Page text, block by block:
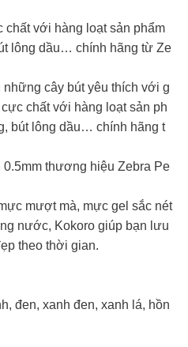
chất với hàng loạt sản phẩm
lông dầu… chính hãng từ Ze
cây bút yêu thích với g
chất với hàng loạt sản ph
bút lông dầu… chính hãng t
0.5mm thương hiệu Zebra Pe
mượt mà, mực gel sắc nét
nước, Kokoro giúp bạn lưu
theo thời gian.
đen, xanh đen, xanh lá, hồn